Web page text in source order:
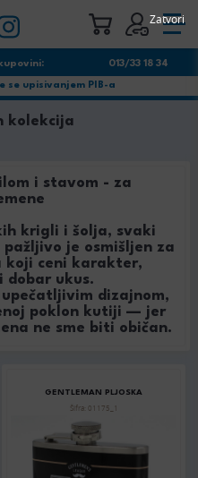
013/33 18 34
se upisivanjem PIB-a
kolekcija
i stavom - za
krigli i šolja, svaki
je osmišljen za
koji ceni karakter,
dobar ukus.
dizajnom,
poklon kutiji — jer
ne sme biti običan.
GENTLEMAN PLJOSKA
Šifra: 01175_1
Zatvori